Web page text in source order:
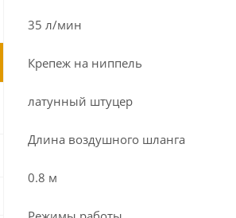
35 л/мин
Крепеж на ниппель
латунный штуцер
Длина воздушного шланга
0.8 м